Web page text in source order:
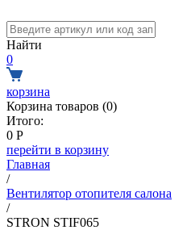
Найти
0
корзина
Корзина товаров (0)
Итого:
0 Р
перейти в корзину
Главная
/
Вентилятор отопителя салона
/
STRON STIF065